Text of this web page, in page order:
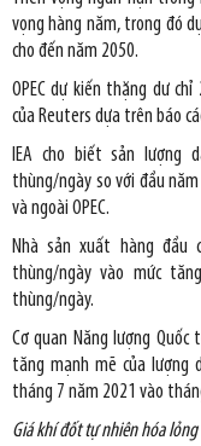
vọng hàng năm, trong đó
cho đến năm 2050.
OPEC dự kiến thặng dư
của Reuters dựa trên báo
IEA cho biết sản
thùng/ngày so với đầu năm
và ngoài OPEC.
Nhà sản xuất hàng đầu
thùng/ngày vào mức
thùng/ngày.
Cơ quan Năng lượng
tăng mạnh mẽ của
tháng 7 năm 2021 vào
Giá khí đốt tự nhiên hóa